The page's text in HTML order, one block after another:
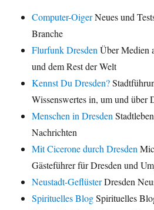
Computer-OigerNeues und
Branche
Flurfunk Dresden Über Medien
und dem Rest der Welt
Kennst Du Dresden?
Wissenswertes in, um und über
Menschen in Dresden
Nachrichten
Mit Cicerone durch Dresden
Gästeführer für Dresden und
Neustadt-GeflüsterDresden
Spirituelles BlogSpirituelles